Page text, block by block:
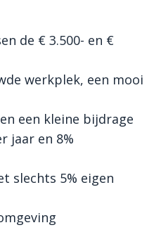
de € 3.500- en €
werkplek, een mooi
een kleine bijdrage
jaar en 8%
slechts 5% eigen